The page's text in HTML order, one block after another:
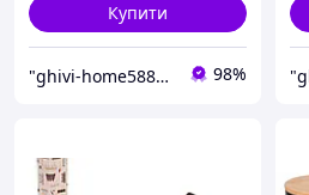
Купити
"ghivi-home588": Товари для дому, перевірені часом! 98%